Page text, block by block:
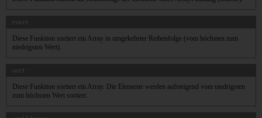
Diese Funktion sortiert ein Array in umgekehrter Reihenfolge (vom höchsten zum
niedrigsten Wert).
Diese Funktion sortiert ein Array. Die Elemente werden aufsteigend vom niedrigsten
zum höchsten Wert sortiert.